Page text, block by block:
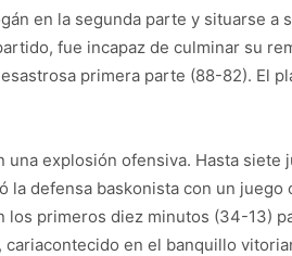
en la segunda parte y situarse a
fue incapaz de culminar su
primera parte (88-82). El
explosión ofensiva. Hasta siete
defensa baskonista con un juego
los primeros diez minutos (34-13)
en el banquillo